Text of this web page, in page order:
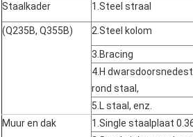
Staalkader 1.Steel straal
(Q235B, Q355B) 2.Steel kolom
3.Bracing
4.H
rond staal,
5.L staal, enz.
Muur en dak
1.Single staalplaat